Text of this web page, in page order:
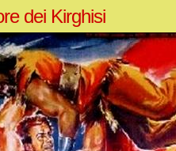
dei Kirghisi